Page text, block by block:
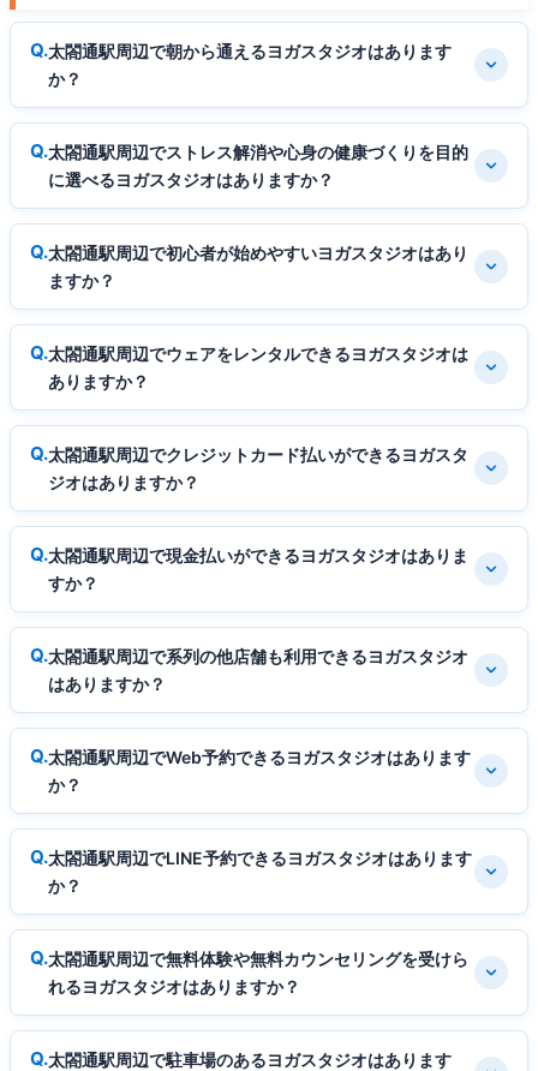
太閤通駅周辺で朝から通えるヨガスタジオはあります
か？
太閤通駅周辺でストレス解消や心身の健康づくりを目的
に選べるヨガスタジオはありますか？
太閤通駅周辺で初心者が始めやすいヨガスタジオはあり
ますか？
太閤通駅周辺でウェアをレンタルできるヨガスタジオは
ありますか？
太閤通駅周辺でクレジットカード払いができるヨガスタ
ジオはありますか？
太閤通駅周辺で現金払いができるヨガスタジオはありま
すか？
太閤通駅周辺で系列の他店舗も利用できるヨガスタジオ
はありますか？
太閤通駅周辺でWeb予約できるヨガスタジオはあります
か？
太閤通駅周辺でLINE予約できるヨガスタジオはあります
か？
太閤通駅周辺で無料体験や無料カウンセリングを受けら
れるヨガスタジオはありますか？
太閤通駅周辺で駐車場のあるヨガスタジオはあります